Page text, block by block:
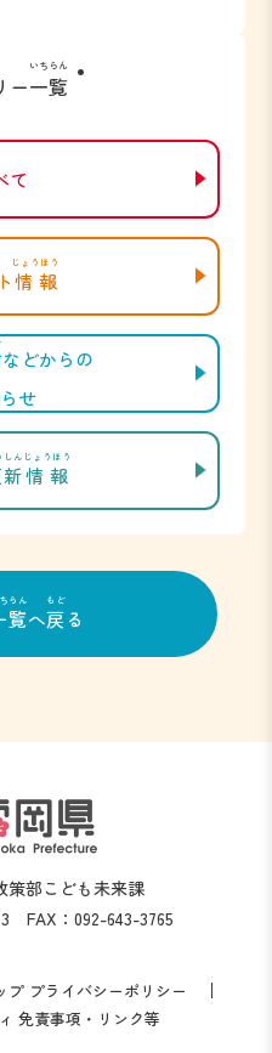
ー一覧
いちらん
て
情報
じょうほう
などからの
らせ
しん
情報
じょうほう
覧
らん
へ戻
もど
る
策部こども未来課
FAX：092-643-3765
プ プライバシーポリシー
免責事項・リンク等